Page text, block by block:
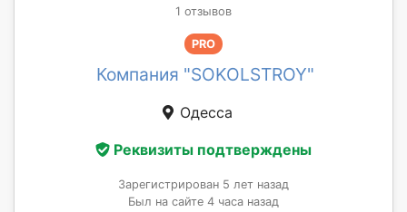
1 отзывов
PRO
Компания "SOKOLSTROY"
Одесса
Реквизиты подтверждены
Зарегистрирован 5 лет назад
Был на сайте 4 часа назад